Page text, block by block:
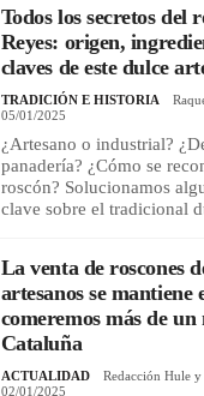
Todos los secretos del
Reyes: origen,
claves de este dulce
TRADICIÓN E HISTORIA
05/01/2025
¿Artesano o industrial?
panadería? ¿Cómo se
roscón? Solucionamos
clave sobre el tradicional
La venta de roscones
artesanos se mantiene
comeremos más de
Cataluña
ACTUALIDAD
Redacción Hule
02/01/2025